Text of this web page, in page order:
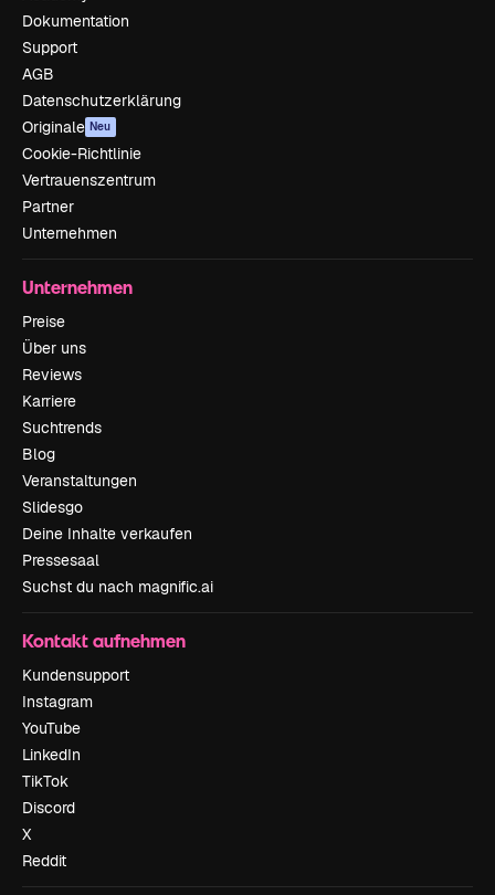
Dokumentation
Support
AGB
Datenschutzerklärung
Originale Neu
Cookie-Richtlinie
Vertrauenszentrum
Partner
Unternehmen
Unternehmen
Preise
Über uns
Reviews
Karriere
Suchtrends
Blog
Veranstaltungen
Slidesgo
Deine Inhalte verkaufen
Pressesaal
Suchst du nach magnific.ai
Kontakt aufnehmen
Kundensupport
Instagram
YouTube
LinkedIn
TikTok
Discord
X
Reddit